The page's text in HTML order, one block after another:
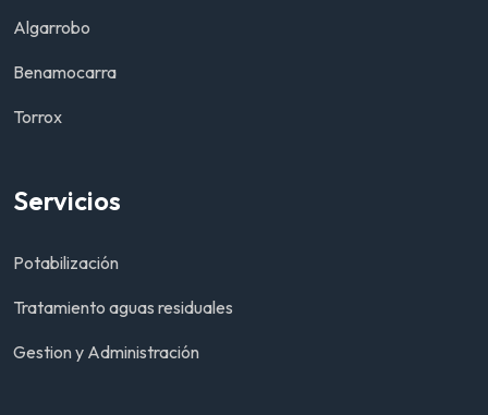
Algarrobo
Benamocarra
Torrox
Servicios
Potabilización
Tratamiento aguas residuales
Gestion y Administración